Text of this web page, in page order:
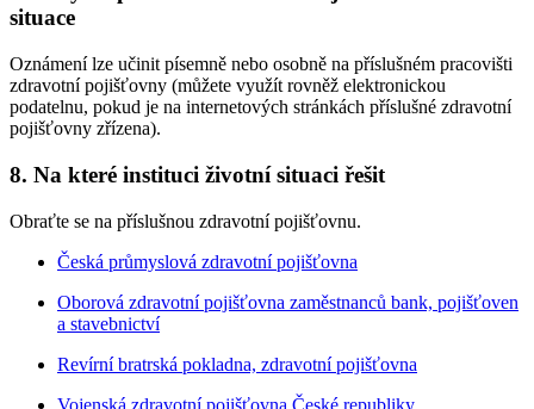
situace
Oznámení lze učinit písemně nebo osobně na příslušném pracovišti
zdravotní pojišťovny (můžete využít rovněž elektronickou
podatelnu, pokud je na internetových stránkách příslušné zdravotní
pojišťovny zřízena).
8. Na které instituci životní situaci řešit
Obraťte se na příslušnou zdravotní pojišťovnu.
Česká průmyslová zdravotní pojišťovna
Oborová zdravotní pojišťovna zaměstnanců bank, pojišťoven
a stavebnictví
Revírní bratrská pokladna, zdravotní pojišťovna
Vojenská zdravotní pojišťovna České republiky